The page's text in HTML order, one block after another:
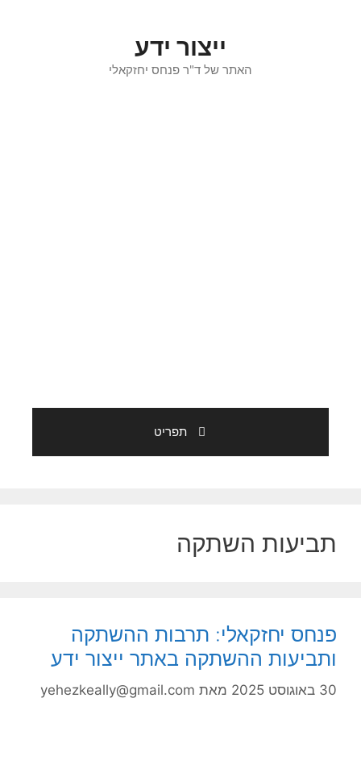
ייצור ידע
האתר של ד"ר פנחס יחזקאלי
תפריט
תביעות השתקה
פנחס יחזקאלי: תרבות ההשתקה
ותביעות ההשתקה באתר ייצור ידע
30 באוגוסט 2025 מאת yehezkeally@gmail.com